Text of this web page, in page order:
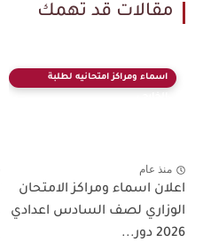
مقالات قد تهمك
اسماء ومراكز امتحانيه لطلبة
منذ عام
اعلان اسماء ومراكز الامتحان
الوزاري لصف السادس اعدادي
2026 دور...